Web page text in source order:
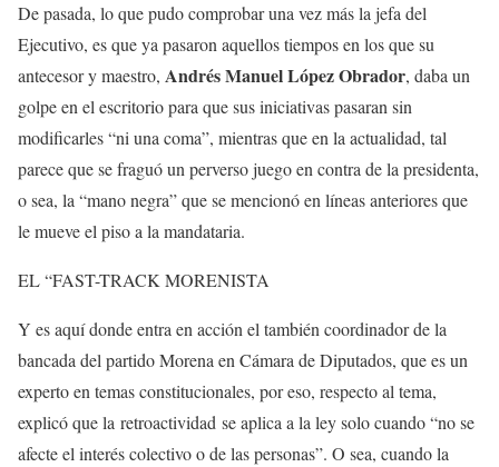
De pasada, lo que pudo comprobar una vez más la jefa del
Ejecutivo, es que ya pasaron aquellos tiempos en los que su
antecesor y maestro, Andrés Manuel López Obrador, daba un
golpe en el escritorio para que sus iniciativas pasaran sin
modificarles “ni una coma”, mientras que en la actualidad, tal
parece que se fraguó un perverso juego en contra de la presidenta,
o sea, la “mano negra” que se mencionó en líneas anteriores que
le mueve el piso a la mandataria.
EL “FAST-TRACK MORENISTA
Y es aquí donde entra en acción el también coordinador de la
bancada del partido Morena en Cámara de Diputados, que es un
experto en temas constitucionales, por eso, respecto al tema,
explicó que la retroactividad se aplica a la ley solo cuando “no se
afecte el interés colectivo o de las personas”. O sea, cuando la